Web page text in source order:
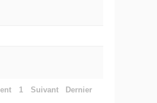
1 Suivant Dernier